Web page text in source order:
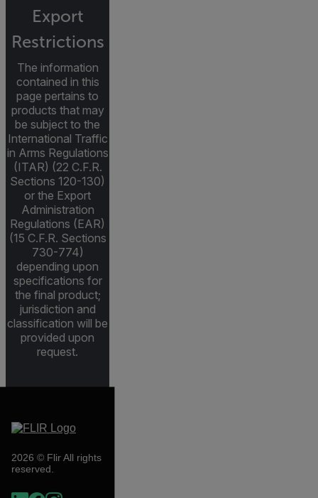
Export
Restrictions
The information
contained in this
page pertains to
products that may
be subject to the
International Traffic
in Arms Regulations
(ITAR) (22 C.F.R.
Sections 120-130)
or the Export
Administration
Regulations (EAR)
(15 C.F.R. Sections
730-774)
depending upon
specifications for
the final product;
jurisdiction and
classification will be
provided upon
request.
2026 © Flir All rights
reserved.